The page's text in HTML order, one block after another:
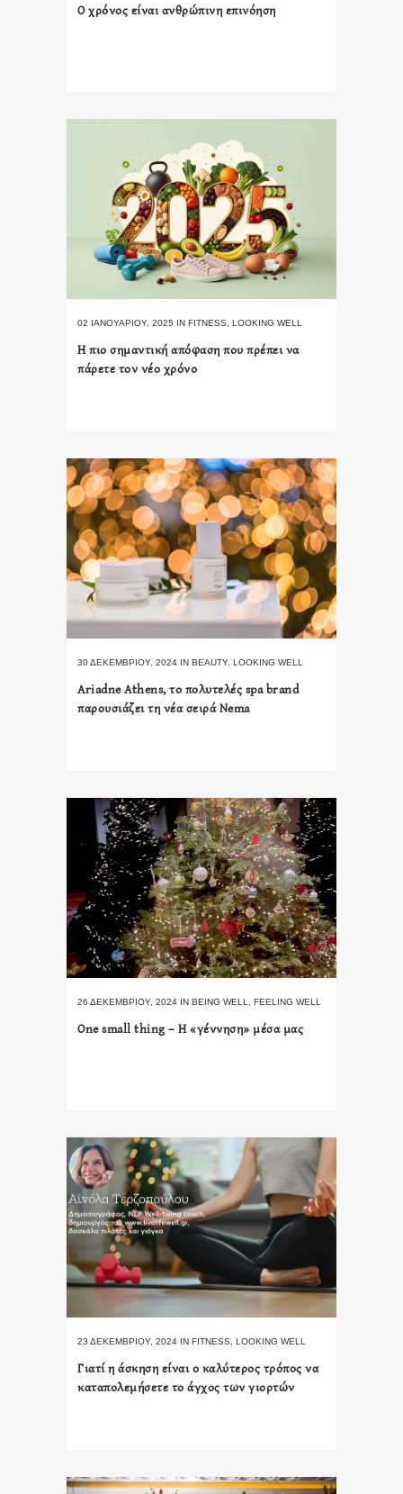
Ο χρόνος είναι ανθρώπινη επινόηση
02 ΙΑΝΟΥΑΡΊΟΥ, 2025 IN FITNESS LOOKING WELL
Η πιο σημαντική απόφαση που πρέπει να
πάρετε τον νέο χρόνο
30 ΔΕΚΕΜΒΡΊΟΥ, 2024 IN BEAUTY, LOOKING WELL
Ariadne Athens, το πολυτελές spa brand
παρουσιάζει τη νέα σειρά Nema
26 ΔΕΚΕΜΒΡΊΟΥ, 2024 IN BEING WELL FEELING WELL
One small thing – Η «γέννηση» μέσα μας
23 ΔΕΚΕΜΒΡΊΟΥ, 2024 IN FITNESS LOOKING WELL
Γιατί η άσκηση είναι ο καλύτερος τρόπος να
καταπολεμήσετε το άγχος των γιορτών